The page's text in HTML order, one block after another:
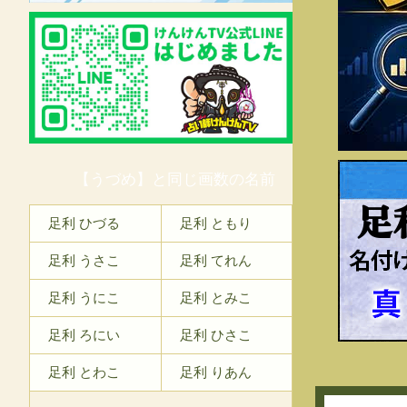
【うづめ】と同じ画数の名前
足利 ひづる 足利 ともり
足利 うさこ 足利 てれん
足利 うにこ 足利 とみこ
足利 ろにい 足利 ひさこ
足利 とわこ 足利 りあん
足